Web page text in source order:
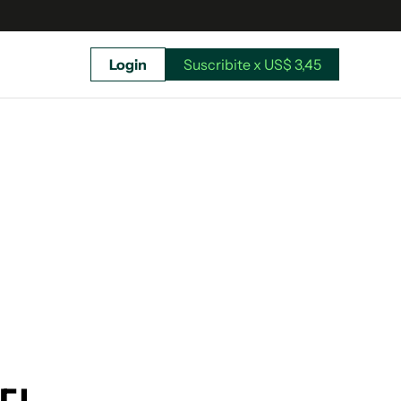
Login Suscribite x US$ 3,45